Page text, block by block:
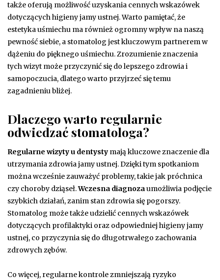
także oferują możliwość uzyskania cennych wskazówek
dotyczących higieny jamy ustnej. Warto pamiętać, że
estetyka uśmiechu ma również ogromny wpływ na naszą
pewność siebie, a stomatolog jest kluczowym partnerem w
dążeniu do pięknego uśmiechu. Zrozumienie znaczenia
tych wizyt może przyczynić się do lepszego zdrowia i
samopoczucia, dlatego warto przyjrzeć się temu
zagadnieniu bliżej.
Dlaczego warto regularnie
odwiedzać stomatologa?
Regularne wizyty u dentysty mają kluczowe znaczenie dla
utrzymania zdrowia jamy ustnej. Dzięki tym spotkaniom
można wcześnie zauważyć problemy, takie jak próchnica
czy choroby dziąseł.Wczesna diagnozaumożliwia podjęcie
szybkich działań, zanim stan zdrowia się pogorszy.
Stomatolog może także udzielić cennych wskazówek
dotyczących profilaktyki oraz odpowiedniej higieny jamy
ustnej, co przyczynia się do długotrwałego zachowania
zdrowych zębów.
Co więcej, regularne kontrole zmniejszają ryzyko